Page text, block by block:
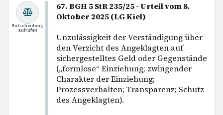
67. BGH 5 StR 235/25 - Urteil vom 8.
Oktober 2025 (LG Kiel)
Unzulässigkeit der Verständigung über
den Verzicht des Angeklagten auf
sichergestelltes Geld oder Gegenstände
(„formlose“ Einziehung; zwingender
Charakter der Einziehung;
Prozessverhalten; Transparenz; Schutz
des Angeklagten).
Entscheidung
aufrufen